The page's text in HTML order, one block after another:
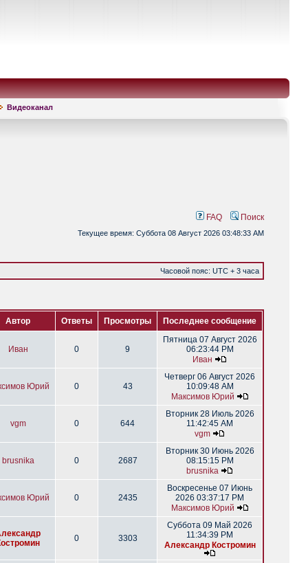
Видеоканал
FAQ Поиск
Текущее время: Суббота 08 Август 2026 03:48:33 AM
Часовой пояс: UTC + 3 часа
Автор Ответы Просмотры Последнее сообщение
Иван 0 9
Пятница 07 Август 2026
06:23:44 PM
Иван
Юрий 0 43
Четверг 06 Август 2026
10:09:48 AM
Максимов Юрий
vgm 0 644
Вторник 28 Июль 2026
11:42:45 AM
vgm
brusnika 0 2687
Вторник 30 Июнь 2026
08:15:15 PM
brusnika
Юрий 0 2435
Воскресенье 07 Июнь
2026 03:37:17 PM
Максимов Юрий
0 3303
Суббота 09 Май 2026
11:34:39 PM
Александр Костромин